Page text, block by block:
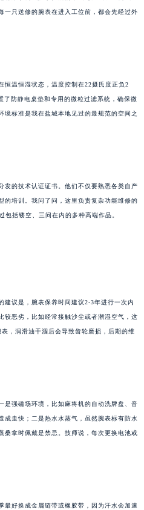
一只送修的腕表在进入工位前，都会先经过外
恒温恒湿状态，温度控制在22摄氏度正负2
了防静电桌垫和专用的微粒过滤系统，确保微
境标准是我在盐城本地见过的最规范的空间之
发的技术认证证书。他们不仅要熟悉各类自产
的培训。我问了问，这里负责复杂功能维修的
包括镂空、三问在内的多种高端作品。
建议是，腕表保养时间建议2-3年进行一次内
较恶劣，比如经常接触沙尘或者潮湿空气，这
，润滑油干涸后会导致齿轮磨损，后期的维
是强磁场环境，比如麻将机的自动洗牌盘、音
成走快；二是热水水蒸气，虽然腕表标有防水
桑拿时佩戴是禁忌。技师说，每次更换电池或
最好换成金属链带或橡胶带，因为汗水会加速